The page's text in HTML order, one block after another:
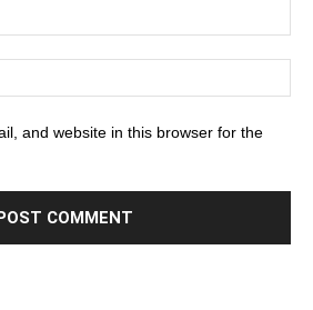
and website in this browser for the